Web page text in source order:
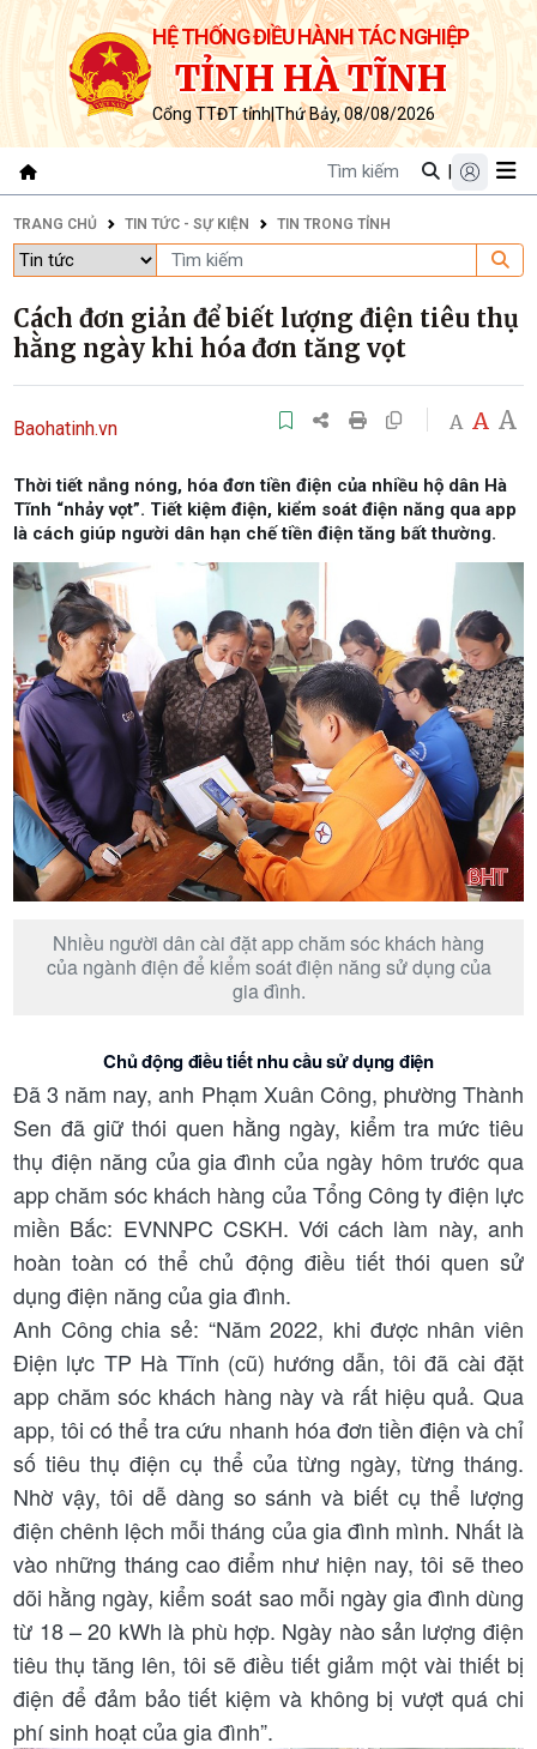
HỆ THỐNG ĐIỀU HÀNH TÁC NGHIỆP
TỈNH HÀ TĨNH
Cổng TTĐT tỉnh|Thứ Bảy, 08/08/2026
|
TRANG CHỦ TIN TỨC - SỰ KIỆN TIN TRONG TỈNH
Cách đơn giản để biết lượng điện tiêu thụ
hằng ngày khi hóa đơn tăng vọt
Baohatinh.vn A A A
Thời tiết nắng nóng, hóa đơn tiền điện của nhiều hộ dân Hà
Tĩnh “nhảy vọt”. Tiết kiệm điện, kiểm soát điện năng qua app
là cách giúp người dân hạn chế tiền điện tăng bất thường.
Nhiều người dân cài đặt app chăm sóc khách hàng
của ngành điện để kiểm soát điện năng sử dụng của
gia đình.
Chủ động điều tiết nhu cầu sử dụng điện
Đã 3 năm nay, anh Phạm Xuân Công, phường Thành
Sen đã giữ thói quen hằng ngày, kiểm tra mức tiêu
thụ điện năng của gia đình của ngày hôm trước qua
app chăm sóc khách hàng của Tổng Công ty điện lực
miền Bắc: EVNNPC CSKH. Với cách làm này, anh
hoàn toàn có thể chủ động điều tiết thói quen sử
dụng điện năng của gia đình.
Anh Công chia sẻ: “Năm 2022, khi được nhân viên
Điện lực TP Hà Tĩnh (cũ) hướng dẫn, tôi đã cài đặt
app chăm sóc khách hàng này và rất hiệu quả. Qua
app, tôi có thể tra cứu nhanh hóa đơn tiền điện và chỉ
số tiêu thụ điện cụ thể của từng ngày, từng tháng.
Nhờ vậy, tôi dễ dàng so sánh và biết cụ thể lượng
điện chênh lệch mỗi tháng của gia đình mình. Nhất là
vào những tháng cao điểm như hiện nay, tôi sẽ theo
dõi hằng ngày, kiểm soát sao mỗi ngày gia đình dùng
từ 18 – 20 kWh là phù hợp. Ngày nào sản lượng điện
tiêu thụ tăng lên, tôi sẽ điều tiết giảm một vài thiết bị
điện để đảm bảo tiết kiệm và không bị vượt quá chi
phí sinh hoạt của gia đình”.